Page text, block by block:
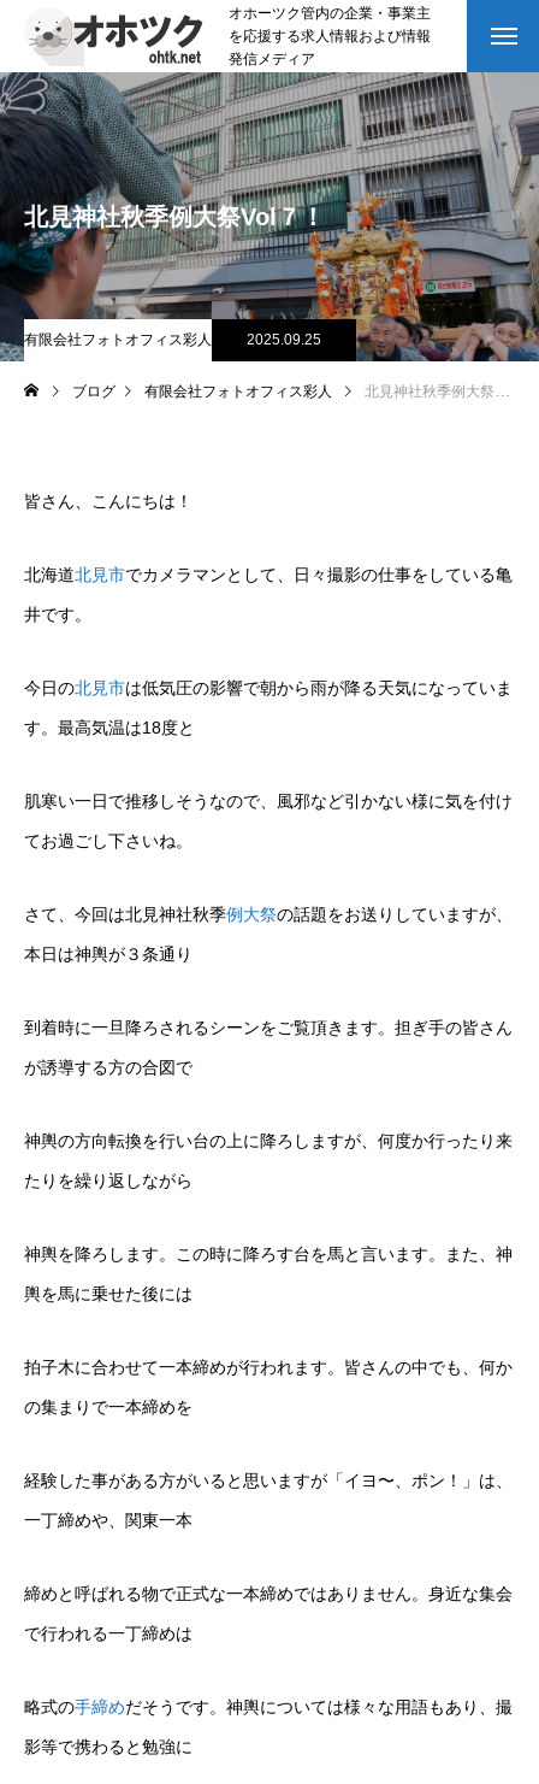
オホーツク管内の企業・事業主
を応援する求人情報および情報
発信メディア
北見神社秋季例大祭Vol７！
有限会社フォトオフィス彩人 2025.09.25
ブログ 有限会社フォトオフィス彩人 北見神社秋季例大祭Vol７！
皆さん、こんにちは！
北海道北見市でカメラマンとして、日々撮影の仕事をしている亀
井です。
今日の北見市は低気圧の影響で朝から雨が降る天気になっていま
す。最高気温は18度と
肌寒い一日で推移しそうなので、風邪など引かない様に気を付け
てお過ごし下さいね。
さて、今回は北見神社秋季例大祭の話題をお送りしていますが、
本日は神輿が３条通り
到着時に一旦降ろされるシーンをご覧頂きます。担ぎ手の皆さん
が誘導する方の合図で
神輿の方向転換を行い台の上に降ろしますが、何度か行ったり来
たりを繰り返しながら
神輿を降ろします。この時に降ろす台を馬と言います。また、神
輿を馬に乗せた後には
拍子木に合わせて一本締めが行われます。皆さんの中でも、何か
の集まりで一本締めを
経験した事がある方がいると思いますが「イヨ〜、ポン！」は、
一丁締めや、関東一本
締めと呼ばれる物で正式な一本締めではありません。身近な集会
で行われる一丁締めは
略式の手締めだそうです。神輿については様々な用語もあり、撮
影等で携わると勉強に